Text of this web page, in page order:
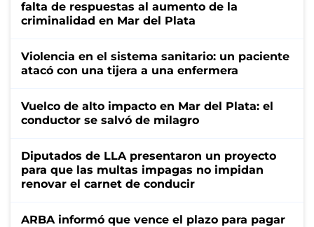
falta de respuestas al aumento de la
criminalidad en Mar del Plata
Violencia en el sistema sanitario: un paciente
atacó con una tijera a una enfermera
Vuelco de alto impacto en Mar del Plata: el
conductor se salvó de milagro
Diputados de LLA presentaron un proyecto
para que las multas impagas no impidan
renovar el carnet de conducir
ARBA informó que vence el plazo para pagar